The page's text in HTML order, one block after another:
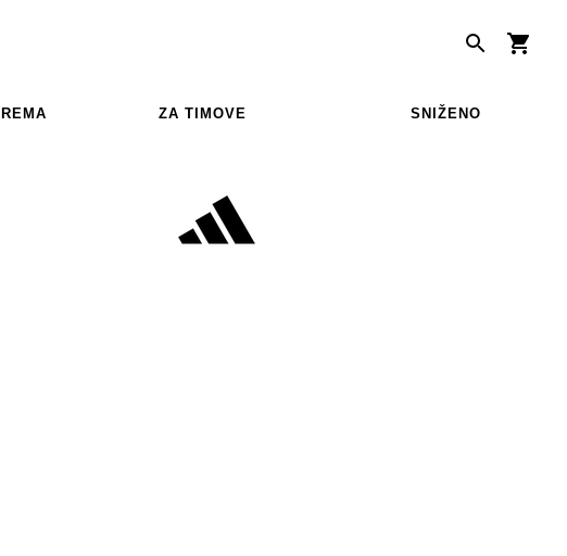
ZA TIMOVE SNIŽENO